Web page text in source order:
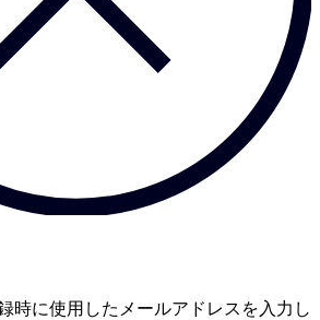
時に使用したメールアドレスを入力し